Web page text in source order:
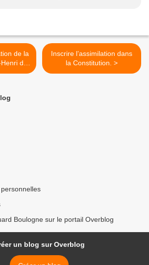
du
Inscrire l’assimilation dans
la Constitution. >
Boulogne sur le portail Overblog
un blog sur Overblog